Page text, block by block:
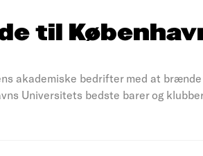
til
akademiske bedrifter med at
Universitets bedste barer og